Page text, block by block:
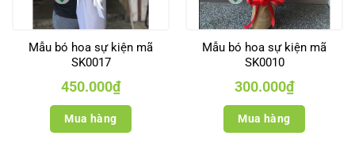
Mẫu bó hoa sự kiện mã
SK0017
450.000₫
Mua hàng
Mẫu bó hoa sự kiện mã
SK0010
300.000₫
Mua hàng